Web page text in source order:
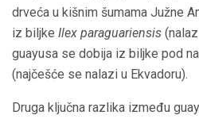
drveća u kišnim šumama Južne
iz biljke Ilex paraguariensis
guayusa se dobija iz biljke pod
(najčešće se nalazi u Ekvadoru).
Druga ključna razlika između